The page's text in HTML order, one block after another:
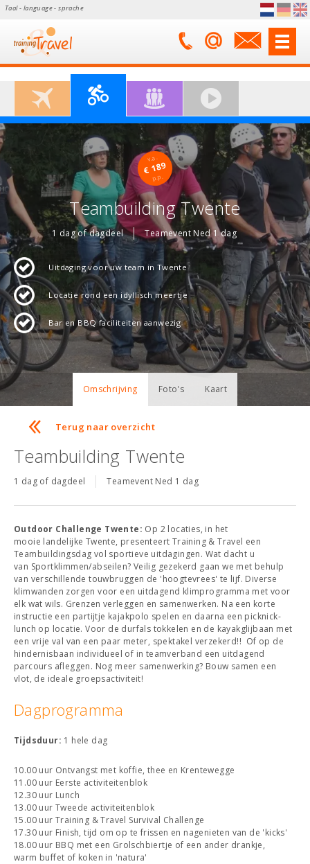
Taal - language - sprache
v.a.
€ 189
p.p.
Teambuilding Twente
1 dag of dagdeel Teamevent Ned 1 dag
Uitdaging voor uw team in Twente
Locatie rond een idyllisch meertje
Bar en BBQ faciliteiten aanwezig
Omschrijving Foto's Kaart
Terug naar overzicht
Teambuilding Twente
1 dag of dagdeel Teamevent Ned 1 dag
Outdoor Challenge Twente: Op 2 locaties, in het
mooie landelijke Twente, presenteert Training & Travel een
Teambuildingsdag vol sportieve uitdagingen. Wat dacht u
van Sportklimmen/abseilen? Veilig gezekerd gaan we met behulp
van verschillende touwbruggen de 'hoogtevrees' te lijf. Diverse
klimwanden zorgen voor een uitdagend klimprogramma met voor
elk wat wils. Grenzen verleggen en samenwerken. Na een korte
instructie een partijtje kajakpolo spelen en daarna een picknick-
lunch op locatie. Voor de durfals tokkelen en de kayakglijbaan met
een vrije val van een paar meter, spektakel verzekerd!! Of op de
hindernisbaan individueel of in teamverband een uitdagend
parcours afleggen. Nog meer samenwerking? Bouw samen een
vlot, de ideale groepsactiviteit!
Dagprogramma
Tijdsduur: 1 hele dag
10.00 uur Ontvangst met koffie, thee en Krentewegge
11.00 uur Eerste activiteitenblok
12.30 uur Lunch
13.00 uur Tweede activiteitenblok
15.00 uur Training & Travel Survival Challenge
17.30 uur Finish, tijd om op te frissen en nagenieten van de 'kicks'
18.00 uur BBQ met een Grolschbiertje of een ander drankje,
warm buffet of koken in 'natura'